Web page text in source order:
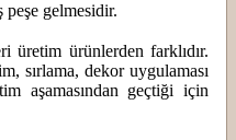
peşe gelmesidir.
üretim ürünlerden farklıdır.
sırlama, dekor uygulaması
aşamasından geçtiği için